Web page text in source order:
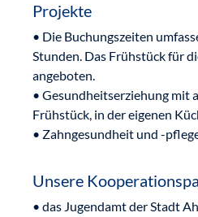
Projekte
• Die Buchungszeiten
Stunden. Das Frühstück für
angeboten.
• Gesundheitserziehung mit
Frühstück, in der eigenen
• Zahngesundheit und -
Unsere
• das Jugendamt der Stadt